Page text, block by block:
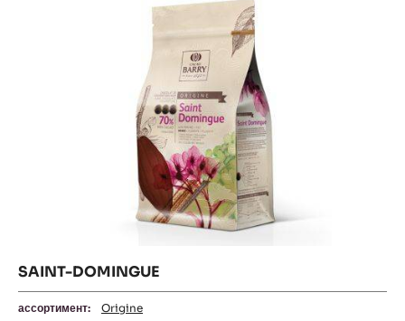
SAINT-DOMINGUE
ассортимент: Origine